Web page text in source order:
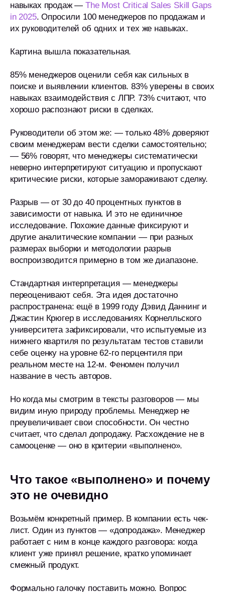
навыках продаж —The Most Critical Sales Skill Gaps
in 2025. Опросили 100 менеджеров по продажам и
их руководителей об одних и тех же навыках.
Картина вышла показательная.
85% менеджеров оценили себя как сильных в
поиске и выявлении клиентов. 83% уверены в своих
навыках взаимодействия с ЛПР. 73% считают, что
хорошо распознают риски в сделках.
Руководители об этом же: — только 48% доверяют
своим менеджерам вести сделки самостоятельно;
— 56% говорят, что менеджеры систематически
неверно интерпретируют ситуацию и пропускают
критические риски, которые замораживают сделку.
Разрыв — от 30 до 40 процентных пунктов в
зависимости от навыка. И это не единичное
исследование. Похожие данные фиксируют и
другие аналитические компании — при разных
размерах выборки и методологии разрыв
воспроизводится примерно в том же диапазоне.
Стандартная интерпретация — менеджеры
переоценивают себя. Эта идея достаточно
распространена: ещё в 1999 году Дэвид Даннинг и
Джастин Крюгер в исследованиях Корнелльского
университета зафиксировали, что испытуемые из
нижнего квартиля по результатам тестов ставили
себе оценку на уровне 62-го перцентиля при
реальном месте на 12-м. Феномен получил
название в честь авторов.
Но когда мы смотрим в тексты разговоров — мы
видим иную природу проблемы. Менеджер не
преувеличивает свои способности. Он честно
считает, что сделал допродажу. Расхождение не в
самооценке — оно в критерии «выполнено».
Что такое «выполнено» и почему
это не очевидно
Возьмём конкретный пример. В компании есть чек-
лист. Один из пунктов — «допродажа». Менеджер
работает с ним в конце каждого разговора: когда
клиент уже принял решение, кратко упоминает
смежный продукт.
Формально галочку поставить можно. Вопрос